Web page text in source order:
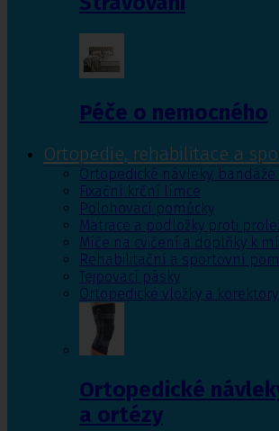
Péče o nemocného
Ortopedie, rehabilitace a
Ortopedické návleky,
Fixační krční límce
Polohovací pomůcky
Matrace a podložky proti
Míče na cvičení a doplňky k
Rehabilitační a sportovní
Tejpovací pásky
Ortopedické vložky a korektory
Ortopedické
a ortézy